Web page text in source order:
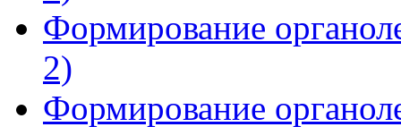
Формирование
2)
Формирование